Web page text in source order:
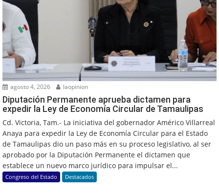
agosto 4, 2026 laopinion
Diputación Permanente aprueba dictamen para
expedir la Ley de Economía Circular de Tamaulipas
Cd. Victoria, Tam.- La iniciativa del gobernador Américo Villarreal
Anaya para expedir la Ley de Economía Circular para el Estado
de Tamaulipas dio un paso más en su proceso legislativo, al ser
aprobado por la Diputación Permanente el dictamen que
establece un nuevo marco jurídico para impulsar el...
Congreso del Estado Destacados